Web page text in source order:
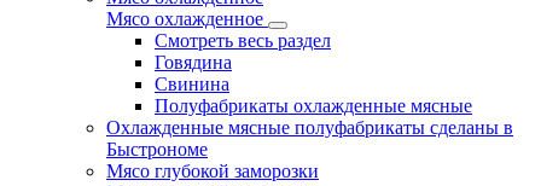
Мясо охлажденное
Смотреть весь раздел
Говядина
Свинина
Полуфабрикаты охлажденные мясные
Охлажденные мясные полуфабрикаты сделаны в
Быстрономе
Мясо глубокой заморозки